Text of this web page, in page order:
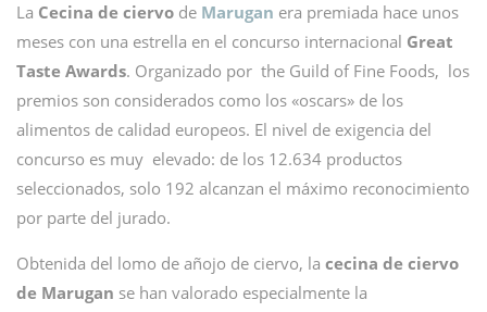
La Cecina de ciervo de Marugan era premiada hace unos
meses con una estrella en el concurso internacional Great
Taste Awards. Organizado por the Guild of Fine Foods, los
premios son considerados como los «oscars» de los
alimentos de calidad europeos. El nivel de exigencia del
concurso es muy elevado: de los 12.634 productos
seleccionados, solo 192 alcanzan el máximo reconocimiento
por parte del jurado.
Obtenida del lomo de añojo de ciervo, la cecina de ciervo
de Marugan se han valorado especialmente la